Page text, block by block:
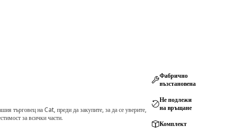
търговец на Cat, преди да закупите, за да се уверите,
за всички части.
Фабрично
възстановена
Не подлежи
на връщане
Комплект